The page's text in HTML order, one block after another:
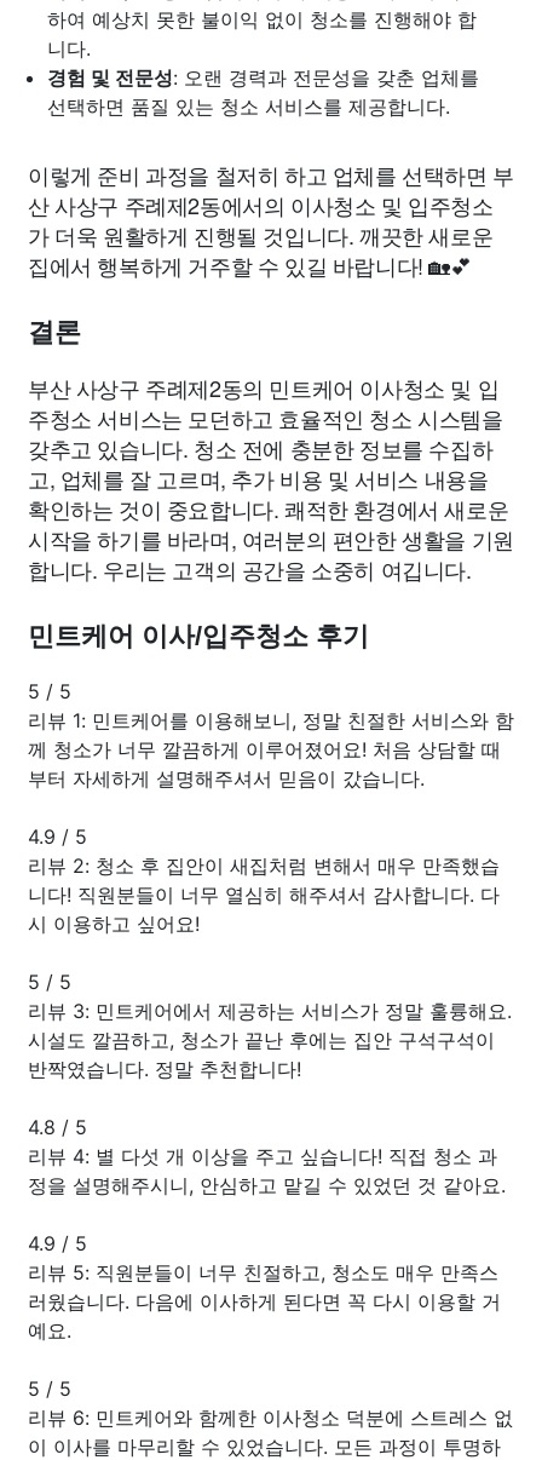
하여 예상치 못한 불이익 없이 청소를 진행해야 합
니다.
경험 및 전문성: 오랜 경력과 전문성을 갖춘 업체를
선택하면 품질 있는 청소 서비스를 제공합니다.
이렇게 준비 과정을 철저히 하고 업체를 선택하면 부
산 사상구 주례제2동에서의 이사청소 및 입주청소
가 더욱 원활하게 진행될 것입니다. 깨끗한 새로운
집에서 행복하게 거주할 수 있길 바랍니다! 🏡💕
결론
부산 사상구 주례제2동의 민트케어 이사청소 및 입
주청소 서비스는 모던하고 효율적인 청소 시스템을
갖추고 있습니다. 청소 전에 충분한 정보를 수집하
고, 업체를 잘 고르며, 추가 비용 및 서비스 내용을
확인하는 것이 중요합니다. 쾌적한 환경에서 새로운
시작을 하기를 바라며, 여러분의 편안한 생활을 기원
합니다. 우리는 고객의 공간을 소중히 여깁니다.
민트케어 이사/입주청소 후기
5 / 5
리뷰 1: 민트케어를 이용해보니, 정말 친절한 서비스와 함
께 청소가 너무 깔끔하게 이루어졌어요! 처음 상담할 때
부터 자세하게 설명해주셔서 믿음이 갔습니다.
4.9 / 5
리뷰 2: 청소 후 집안이 새집처럼 변해서 매우 만족했습
니다! 직원분들이 너무 열심히 해주셔서 감사합니다. 다
시 이용하고 싶어요!
5 / 5
리뷰 3: 민트케어에서 제공하는 서비스가 정말 훌륭해요.
시설도 깔끔하고, 청소가 끝난 후에는 집안 구석구석이
반짝였습니다. 정말 추천합니다!
4.8 / 5
리뷰 4: 별 다섯 개 이상을 주고 싶습니다! 직접 청소 과
정을 설명해주시니, 안심하고 맡길 수 있었던 것 같아요.
4.9 / 5
리뷰 5: 직원분들이 너무 친절하고, 청소도 매우 만족스
러웠습니다. 다음에 이사하게 된다면 꼭 다시 이용할 거
예요.
5 / 5
리뷰 6: 민트케어와 함께한 이사청소 덕분에 스트레스 없
이 이사를 마무리할 수 있었습니다. 모든 과정이 투명하